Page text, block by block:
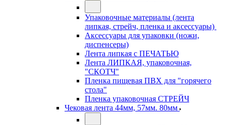
Упаковочные материалы (лента
липкая, стрейч, пленка и аксессуары)
Аксессуары для упаковки (ножи,
диспенсеры)
Лента липкая с ПЕЧАТЬЮ
Лента ЛИПКАЯ, упаковочная,
"СКОТЧ"
Пленка пищевая ПВХ для "горячего
стола"
Пленка упаковочная СТРЕЙЧ
Чековая лента 44мм, 57мм. 80мм